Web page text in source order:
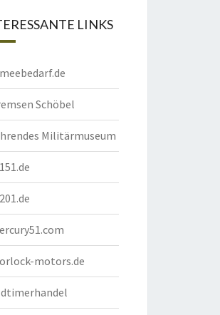
LINKS
Schöbel
Militärmuseum
motors.de